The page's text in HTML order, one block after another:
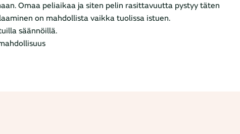
Omaa peliaikaa ja siten pelin rasittavuutta pystyy täten
on mahdollista vaikka tuolissa istuen.
säännöillä.